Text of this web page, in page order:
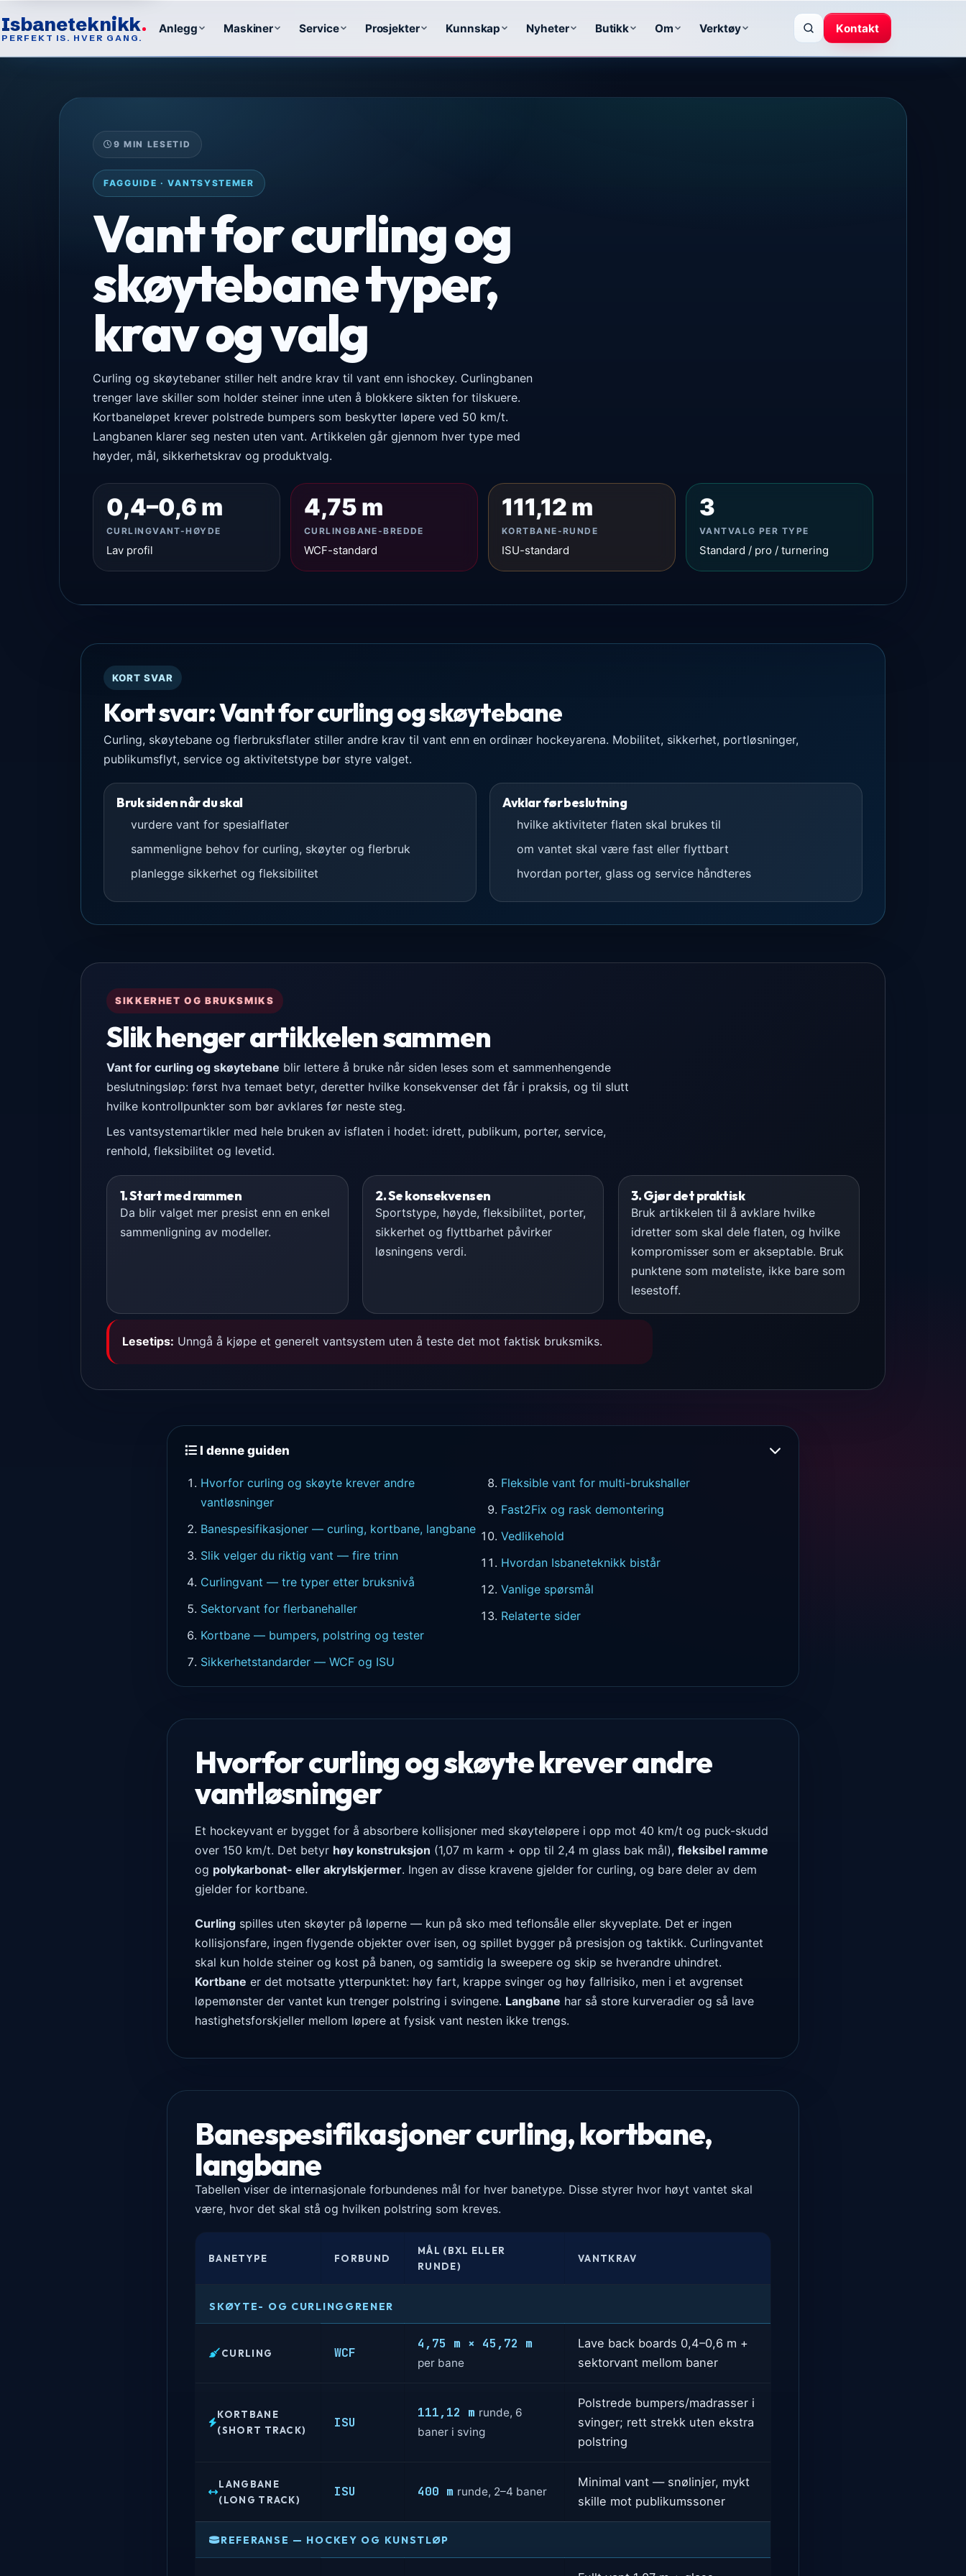
Isbaneteknikk
PERFEKT IS. HVER GANG.
Anlegg Maskiner Service Prosjekter Kunnskap Nyheter Butikk Om Verktøy Kontakt
9 MIN LESETID
FAGGUIDE · VANTSYSTEMER
Vant for curling og
skøytebane typer,
krav og valg
Curling og skøytebaner stiller helt andre krav til vant enn ishockey. Curlingbanen
trenger lave skiller som holder steiner inne uten å blokkere sikten for tilskuere.
Kortbaneløpet krever polstrede bumpers som beskytter løpere ved 50 km/t.
Langbanen klarer seg nesten uten vant. Artikkelen går gjennom hver type med
høyder, mål, sikkerhetskrav og produktvalg.
0,4–0,6 m
CURLINGVANT-HØYDE
Lav profil
4,75 m
CURLINGBANE-BREDDE
WCF-standard
111,12 m
KORTBANE-RUNDE
ISU-standard
3
VANTVALG PER TYPE
Standard / pro / turnering
KORT SVAR
Kort svar: Vant for curling og skøytebane
Curling, skøytebane og flerbruksflater stiller andre krav til vant enn en ordinær hockeyarena. Mobilitet, sikkerhet, portløsninger,
publikumsflyt, service og aktivitetstype bør styre valget.
Bruk siden når du skal
vurdere vant for spesialflater
sammenligne behov for curling, skøyter og flerbruk
planlegge sikkerhet og fleksibilitet
Avklar før beslutning
hvilke aktiviteter flaten skal brukes til
om vantet skal være fast eller flyttbart
hvordan porter, glass og service håndteres
SIKKERHET OG BRUKSMIKS
Slik henger artikkelen sammen
Vant for curling og skøytebane blir lettere å bruke når siden leses som et sammenhengende
beslutningsløp: først hva temaet betyr, deretter hvilke konsekvenser det får i praksis, og til slutt
hvilke kontrollpunkter som bør avklares før neste steg.
Les vantsystemartikler med hele bruken av isflaten i hodet: idrett, publikum, porter, service,
renhold, fleksibilitet og levetid.
1. Start med rammen
Da blir valget mer presist enn en enkel
sammenligning av modeller.
2. Se konsekvensen
Sportstype, høyde, fleksibilitet, porter,
sikkerhet og flyttbarhet påvirker
løsningens verdi.
3. Gjør det praktisk
Bruk artikkelen til å avklare hvilke
idretter som skal dele flaten, og hvilke
kompromisser som er akseptable. Bruk
punktene som møteliste, ikke bare som
lesestoff.
Lesetips: Unngå å kjøpe et generelt vantsystem uten å teste det mot faktisk bruksmiks.
I denne guiden
Hvorfor curling og skøyte krever andre
vantløsninger
Banespesifikasjoner — curling, kortbane, langbane
Slik velger du riktig vant — fire trinn
Curlingvant — tre typer etter bruksnivå
Sektorvant for flerbanehaller
Kortbane — bumpers, polstring og tester
Sikkerhetstandarder — WCF og ISU
Fleksible vant for multi-bruks­haller
Fast2Fix og rask demontering
Vedlikehold
Hvordan Isbaneteknikk bistår
Vanlige spørsmål
Relaterte sider
Hvorfor curling og skøyte krever andre
vantløsninger
Et hockeyvant er bygget for å absorbere kollisjoner med skøyteløpere i opp mot 40 km/t og puck-skudd
over 150 km/t. Det betyr høy konstruksjon (1,07 m karm + opp til 2,4 m glass bak mål), fleksibel ramme
og polykarbonat- eller akrylskjermer. Ingen av disse kravene gjelder for curling, og bare deler av dem
gjelder for kortbane.
Curling spilles uten skøyter på løperne — kun på sko med teflonsåle eller skyveplate. Det er ingen
kollisjonsfare, ingen flygende objekter over isen, og spillet bygger på presisjon og taktikk. Curlingvantet
skal kun holde steiner og kost på banen, og samtidig la sweepere og skip se hverandre uhindret.
Kortbane er det motsatte ytterpunktet: høy fart, krappe svinger og høy fallrisiko, men i et avgrenset
løpemønster der vantet kun trenger polstring i svingene. Langbane har så store kurveradier og så lave
hastighetsforskjeller mellom løpere at fysisk vant nesten ikke trengs.
Banespesifikasjoner curling, kortbane,
langbane
Tabellen viser de internasjonale forbundenes mål for hver bane­type. Disse styrer hvor høyt vantet skal
være, hvor det skal stå og hvilken polstring som kreves.
a
BANETYPE FORBUND
MÅL (BXL ELLER
RUNDE)
VANTKRAV
SKØYTE- OG CURLINGGRENER
CURLING WCF
4,75 m × 45,72 m
per bane
Lave back boards 0,4–0,6 m +
sektorvant mellom baner
KORTBANE
(SHORT TRACK)
ISU
111,12 m runde, 6
baner i sving
Polstrede bumpers/madrasser i
svinger; rett strekk uten ekstra
polstring
LANGBANE
(LONG TRACK)
ISU 400 m runde, 2–4 baner
Minimal vant — snølinjer, mykt
skille mot publikumssoner
REFERANSE — HOCKEY OG KUNSTLØP